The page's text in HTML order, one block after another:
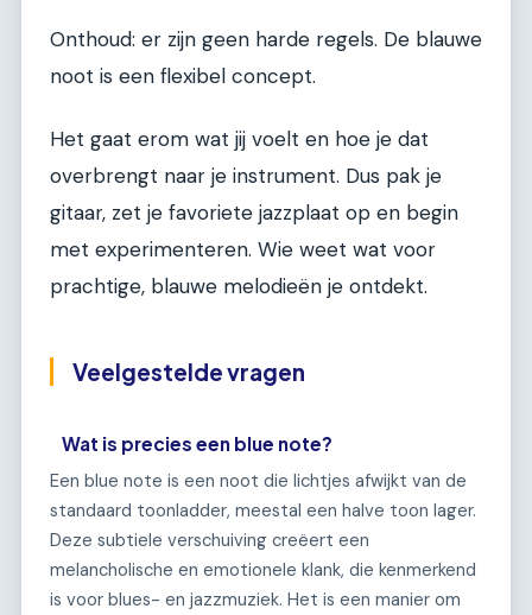
Onthoud: er zijn geen harde regels. De blauwe
noot is een flexibel concept.
Het gaat erom wat jij voelt en hoe je dat
overbrengt naar je instrument. Dus pak je
gitaar, zet je favoriete jazzplaat op en begin
met experimenteren. Wie weet wat voor
prachtige, blauwe melodieën je ontdekt.
Veelgestelde vragen
Wat is precies een blue note?
Een blue note is een noot die lichtjes afwijkt van de
standaard toonladder, meestal een halve toon lager.
Deze subtiele verschuiving creëert een
melancholische en emotionele klank, die kenmerkend
is voor blues- en jazzmuziek. Het is een manier om